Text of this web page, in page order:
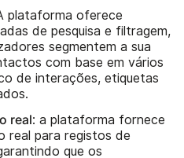
plataforma oferece
de pesquisa e filtragem,
segmentem a sua
com base em vários
de interações, etiquetas
real: a plataforma fornece
real para registos de
que os